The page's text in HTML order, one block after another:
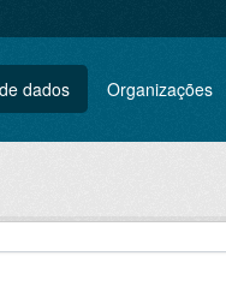
dados Organizações